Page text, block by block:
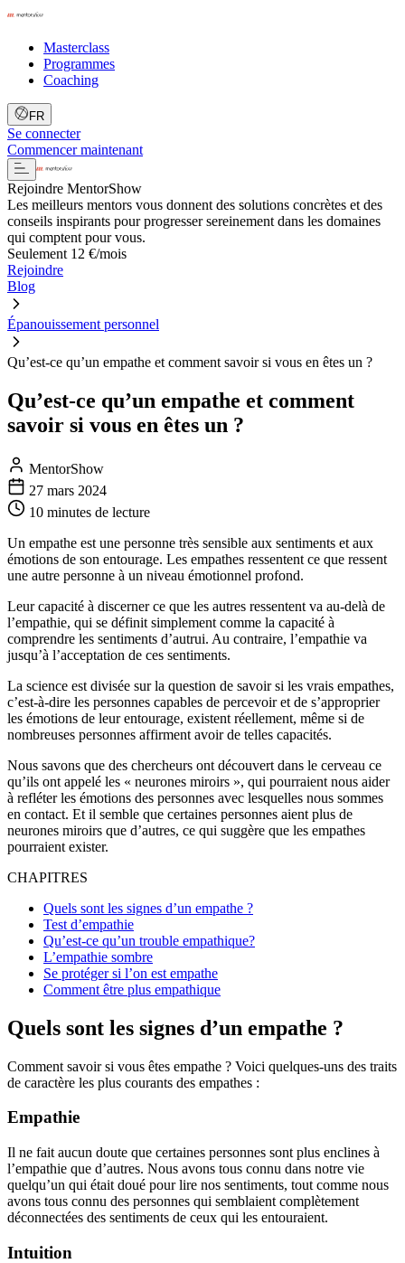
Masterclass
Programmes
Coaching
FR
Se connecter
Commencer maintenant
Rejoindre MentorShow
Les meilleurs mentors vous donnent des solutions concrètes et des
conseils inspirants pour progresser sereinement dans les domaines
qui comptent pour vous.
Seulement 12 €/mois
Rejoindre
Blog
Épanouissement personnel
Qu’est-ce qu’un empathe et comment savoir si vous en êtes un ?
Qu’est-ce qu’un empathe et comment
savoir si vous en êtes un ?
MentorShow
27 mars 2024
10 minutes de lecture
Un empathe est une personne très sensible aux sentiments et aux
émotions de son entourage. Les empathes ressentent ce que ressent
une autre personne à un niveau émotionnel profond.
Leur capacité à discerner ce que les autres ressentent va au-delà de
l’empathie, qui se définit simplement comme la capacité à
comprendre les sentiments d’autrui. Au contraire, l’empathie va
jusqu’à l’acceptation de ces sentiments.
La science est divisée sur la question de savoir si les vrais empathes,
c’est-à-dire les personnes capables de percevoir et de s’approprier
les émotions de leur entourage, existent réellement, même si de
nombreuses personnes affirment avoir de telles capacités.
Nous savons que des chercheurs ont découvert dans le cerveau ce
qu’ils ont appelé les « neurones miroirs », qui pourraient nous aider
à refléter les émotions des personnes avec lesquelles nous sommes
en contact. Et il semble que certaines personnes aient plus de
neurones miroirs que d’autres, ce qui suggère que les empathes
pourraient exister.
CHAPITRES
Quels sont les signes d’un empathe ?
Test d’empathie
Qu’est-ce qu’un trouble empathique?
L’empathie sombre
Se protéger si l’on est empathe
Comment être plus empathique
Quels sont les signes d’un empathe ?
Comment savoir si vous êtes empathe ? Voici quelques-uns des traits
de caractère les plus courants des empathes :
Empathie
Il ne fait aucun doute que certaines personnes sont plus enclines à
l’empathie que d’autres. Nous avons tous connu dans notre vie
quelqu’un qui était doué pour lire nos sentiments, tout comme nous
avons tous connu des personnes qui semblaient complètement
déconnectées des sentiments de ceux qui les entouraient.
Intuition